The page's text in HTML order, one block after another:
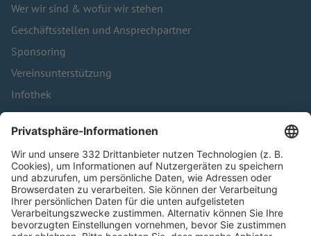
Wer wir sind & wofür wir stehen
Geschäftsstellen und Ansprechpartner
Sponsoring
Vereinsunterstützung
Infothek
Kontakt
HÄUFIG BESUCHTE SEITEN
Pässe und Vereinswechsel
Trainerausbildung
Schulungsangebot Vereinsmitarbeiter